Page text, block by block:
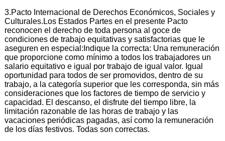
3.Pacto Internacional de Derechos Económicos, Sociales y
Culturales.Los Estados Partes en el presente Pacto
reconocen el derecho de toda persona al goce de
condiciones de trabajo equitativas y satisfactorias que le
aseguren en especial:Indique la correcta: Una remuneración
que proporcione como mínimo a todos los trabajadores un
salario equitativo e igual por trabajo de igual valor. Igual
oportunidad para todos de ser promovidos, dentro de su
trabajo, a la categoría superior que les corresponda, sin más
consideraciones que los factores de tiempo de servicio y
capacidad. El descanso, el disfrute del tiempo libre, la
limitación razonable de las horas de trabajo y las
vacaciones periódicas pagadas, así como la remuneración
de los días festivos. Todas son correctas.